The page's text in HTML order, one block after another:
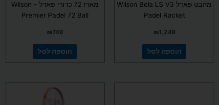
מחבט פאדל Wilson Bela LS V3
Padel Racket
₪1,249
הוספה לסל
מארז 72 כדורי פאדל – Wilson
Premier Padel 72 Ball
₪749
הוספה לסל
למוצר